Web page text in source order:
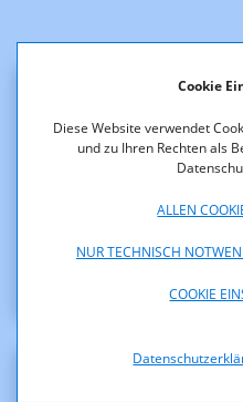
Cookie
Diese Website verwendet
und zu Ihren Rechten als
ALLEN
NUR TECHNISCH
COOKIE
Salzburg AG für